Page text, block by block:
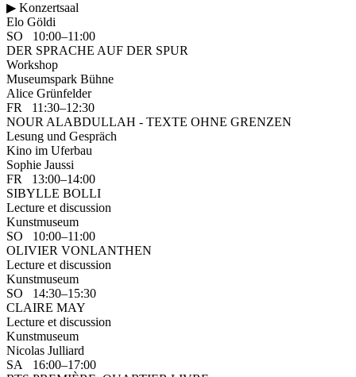
▶ Konzertsaal
Elo Göldi
SO 10:00–11:00
DER SPRACHE AUF DER SPUR
Workshop
Museumspark Bühne
Alice Grünfelder
FR 11:30–12:30
NOUR ALABDULLAH - TEXTE OHNE GRENZEN
Lesung und Gespräch
Kino im Uferbau
Sophie Jaussi
FR 13:00–14:00
SIBYLLE BOLLI
Lecture et discussion
Kunstmuseum
SO 10:00–11:00
OLIVIER VONLANTHEN
Lecture et discussion
Kunstmuseum
SO 14:30–15:30
CLAIRE MAY
Lecture et discussion
Kunstmuseum
Nicolas Julliard
SA 16:00–17:00